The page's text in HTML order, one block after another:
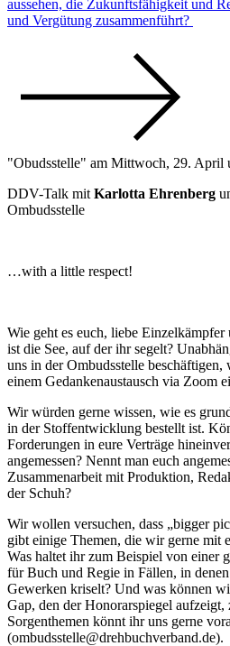
aussehen, die Zukunftsfähigkeit und
und Vergütung zusammenführt?
"Obudsstelle" am Mittwoch, 29. April
DDV-Talk mit Karlotta Ehrenberg
Ombudsstelle
…with a little respect!
Wie geht es euch, liebe
ist die See, auf der ihr segelt?
uns in der Ombudsstelle
einem Gedankenaustausch via Zoom
Wir würden gerne wissen, wie es
in der Stoffentwicklung bestellt ist.
Forderungen in eure Verträge
angemessen? Nennt man euch
Zusammenarbeit mit Produktion,
der Schuh?
Wir wollen versuchen, dass „bigger
gibt einige Themen, die wir gerne mit
Was haltet ihr zum Beispiel von einer
für Buch und Regie in Fällen, in
Gewerken kriselt? Und was können
Gap, den der Honorarspiegel
Sorgenthemen könnt ihr uns gerne
(ombudsstelle@drehbuchverband.de).